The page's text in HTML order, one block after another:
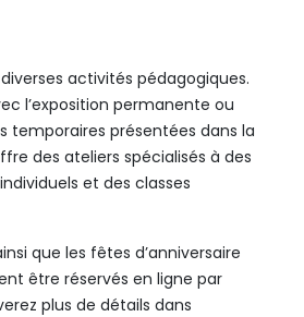
activités pédagogiques.
l’exposition permanente ou
temporaires présentées dans la
des ateliers spécialisés à des
et des classes
que les fêtes d’anniversaire
être réservés en ligne par
plus de détails dans